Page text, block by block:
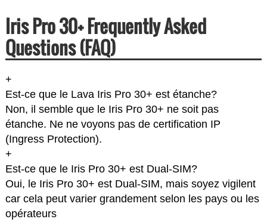
Iris Pro 30+ Frequently Asked
Questions (FAQ)
+
Est-ce que le Lava Iris Pro 30+ est étanche?
Non, il semble que le Iris Pro 30+ ne soit pas
étanche. Ne ne voyons pas de certification IP
(Ingress Protection).
+
Est-ce que le Iris Pro 30+ est Dual-SIM?
Oui, le Iris Pro 30+ est Dual-SIM, mais soyez vigilent
car cela peut varier grandement selon les pays ou les
opérateurs